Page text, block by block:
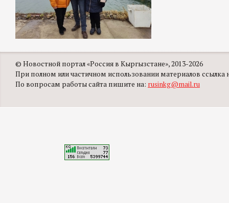
© Новостной портал «Россия в Кыргызстане», 2013-2026
При полном или частичном использовании материалов ссылка
По вопросам работы сайта пишите на: rusinkg@mail.ru